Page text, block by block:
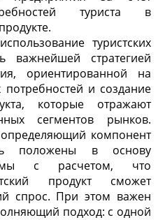
туриста в
туристских
важнейшей стратегией
ориентированной на
и создание
которые отражают
сегментов рынков.
компонент
положены в основу
с расчетом, что
продукт сможет
спрос. При этом важен
подход: с одной